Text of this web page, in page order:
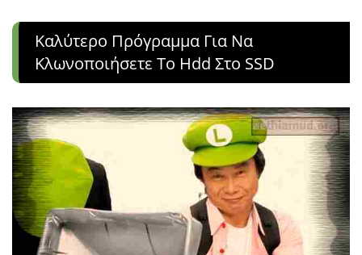
Καλύτερο Πρόγραμμα Για Να
Κλωνοποιήσετε Το Hdd Στο SSD